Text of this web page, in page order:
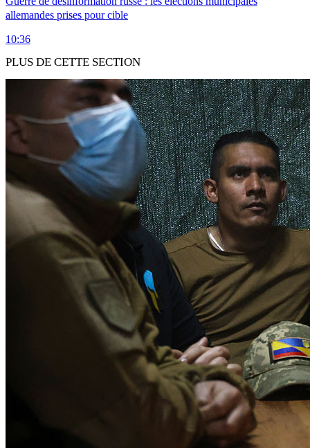
allemandes prises pour cible
10:36
PLUS DE CETTE SECTION